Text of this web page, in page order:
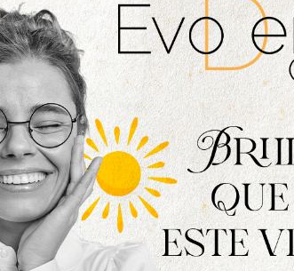
solo este año 25 encuentros en los
llegados desde otros municipios,
datos arrojan una visión muy positiva en
de esta índole, ya que gracias a ellas
turística y de dinamización del
como la hostelería, el comercio y
ven como «un refuerzo del papel
de alcance nacional e internacional».